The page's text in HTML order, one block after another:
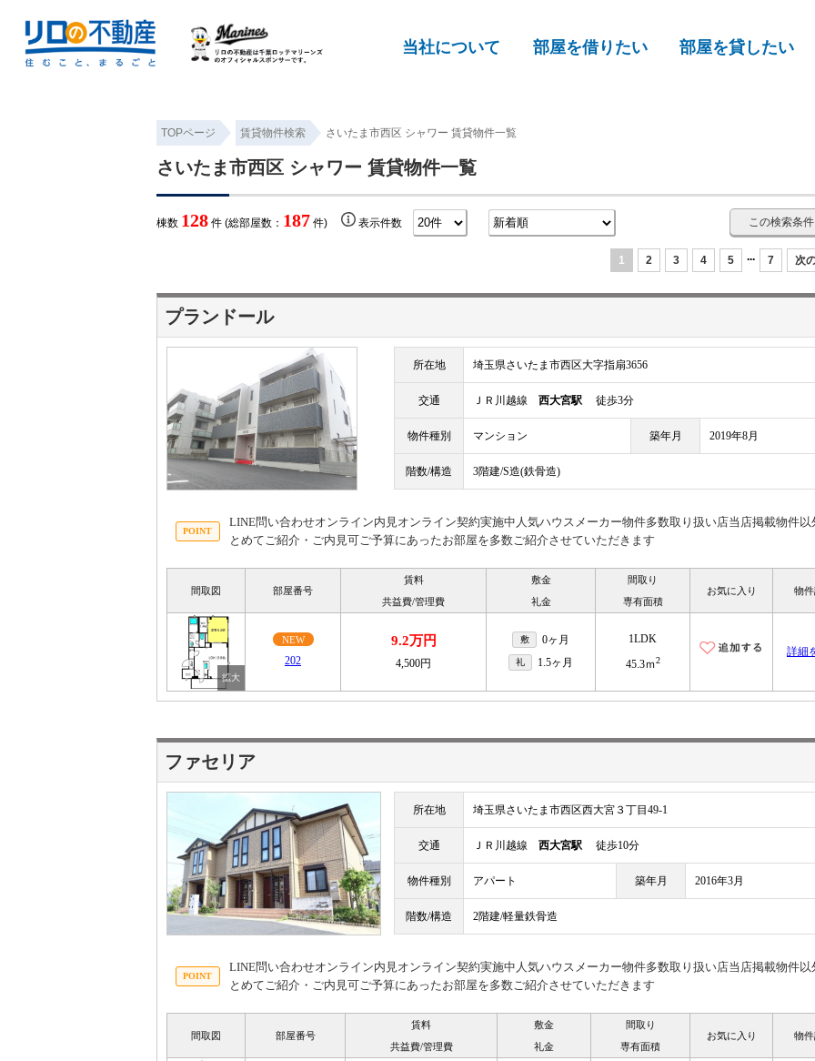
当社について 部屋を借りたい 部屋を貸したい
TOPページ 賃貸物件検索 さいたま市西区 シャワー 賃貸物件一覧
さいたま市西区 シャワー 賃貸物件一覧
棟数 128 件 (総部屋数： 187 件) 表示件数 この検索条
1 2 3 4 5 ... 7 次
プランドール
所在地 埼玉県さいたま市西区大字指扇3656
交通 ＪＲ川越線 西大宮駅 徒歩3分
物件種別 マンション 築年月 2019年8月
階数/構造 3階建/S造(鉄骨造)
LINE問い合わせオンライン内見オンライン契約実施中人気ハウスメーカー物件多数取り扱い店当店掲載物件以
とめてご紹介・ご内見可ご予算にあったお部屋を多数ご紹介させていただきます
間取図 部屋番号
賃料
共益費/管理費
敷金
礼金
間取り
専有面積
お気に入り 物
NEW
202
9.2万円
4,500円
敷 0ヶ月
礼 1.5ヶ月
1LDK
45.3ｍ2
詳細
ファセリア
所在地 埼玉県さいたま市西区西大宮３丁目49-1
交通 ＪＲ川越線 西大宮駅 徒歩10分
物件種別 アパート 築年月 2016年3月
階数/構造 2階建/軽量鉄骨造
LINE問い合わせオンライン内見オンライン契約実施中人気ハウスメーカー物件多数取り扱い店当店掲載物件以
とめてご紹介・ご内見可ご予算にあったお部屋を多数ご紹介させていただきます
間取図 部屋番号
賃料
共益費/管理費
敷金
礼金
間取り
専有面積
お気に入り 物